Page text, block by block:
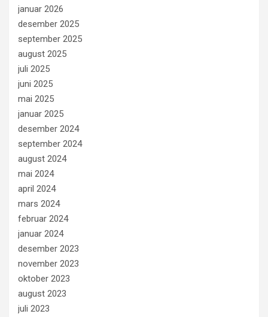
januar 2026
desember 2025
september 2025
august 2025
juli 2025
juni 2025
mai 2025
januar 2025
desember 2024
september 2024
august 2024
mai 2024
april 2024
mars 2024
februar 2024
januar 2024
desember 2023
november 2023
oktober 2023
august 2023
juli 2023